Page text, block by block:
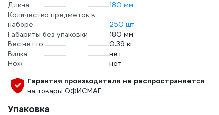
Длина
180 мм
Количество предметов в
наборе
250 шт
Габариты без упаковки
180 мм
Вес нетто
0.39 кг
Вилка
нет
Нож
нет
Гарантия производителя не распространяется
на товары ОФИСМАГ
Упаковка